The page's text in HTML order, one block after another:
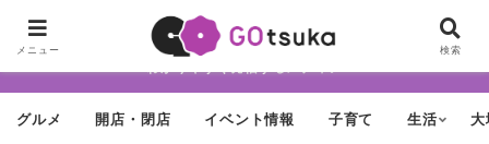
ちょっと怪しげだけど最近どんどん進化する街「大塚」の魅力を面白く・
グルメ 開店・閉店 イベント情報 子育て 生活 大
メニュー 検索